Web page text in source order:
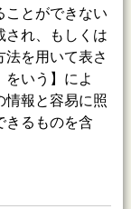
ことができない
され、もしくは
を用いて表さ
いう】によ
情報と容易に照
きるものを含